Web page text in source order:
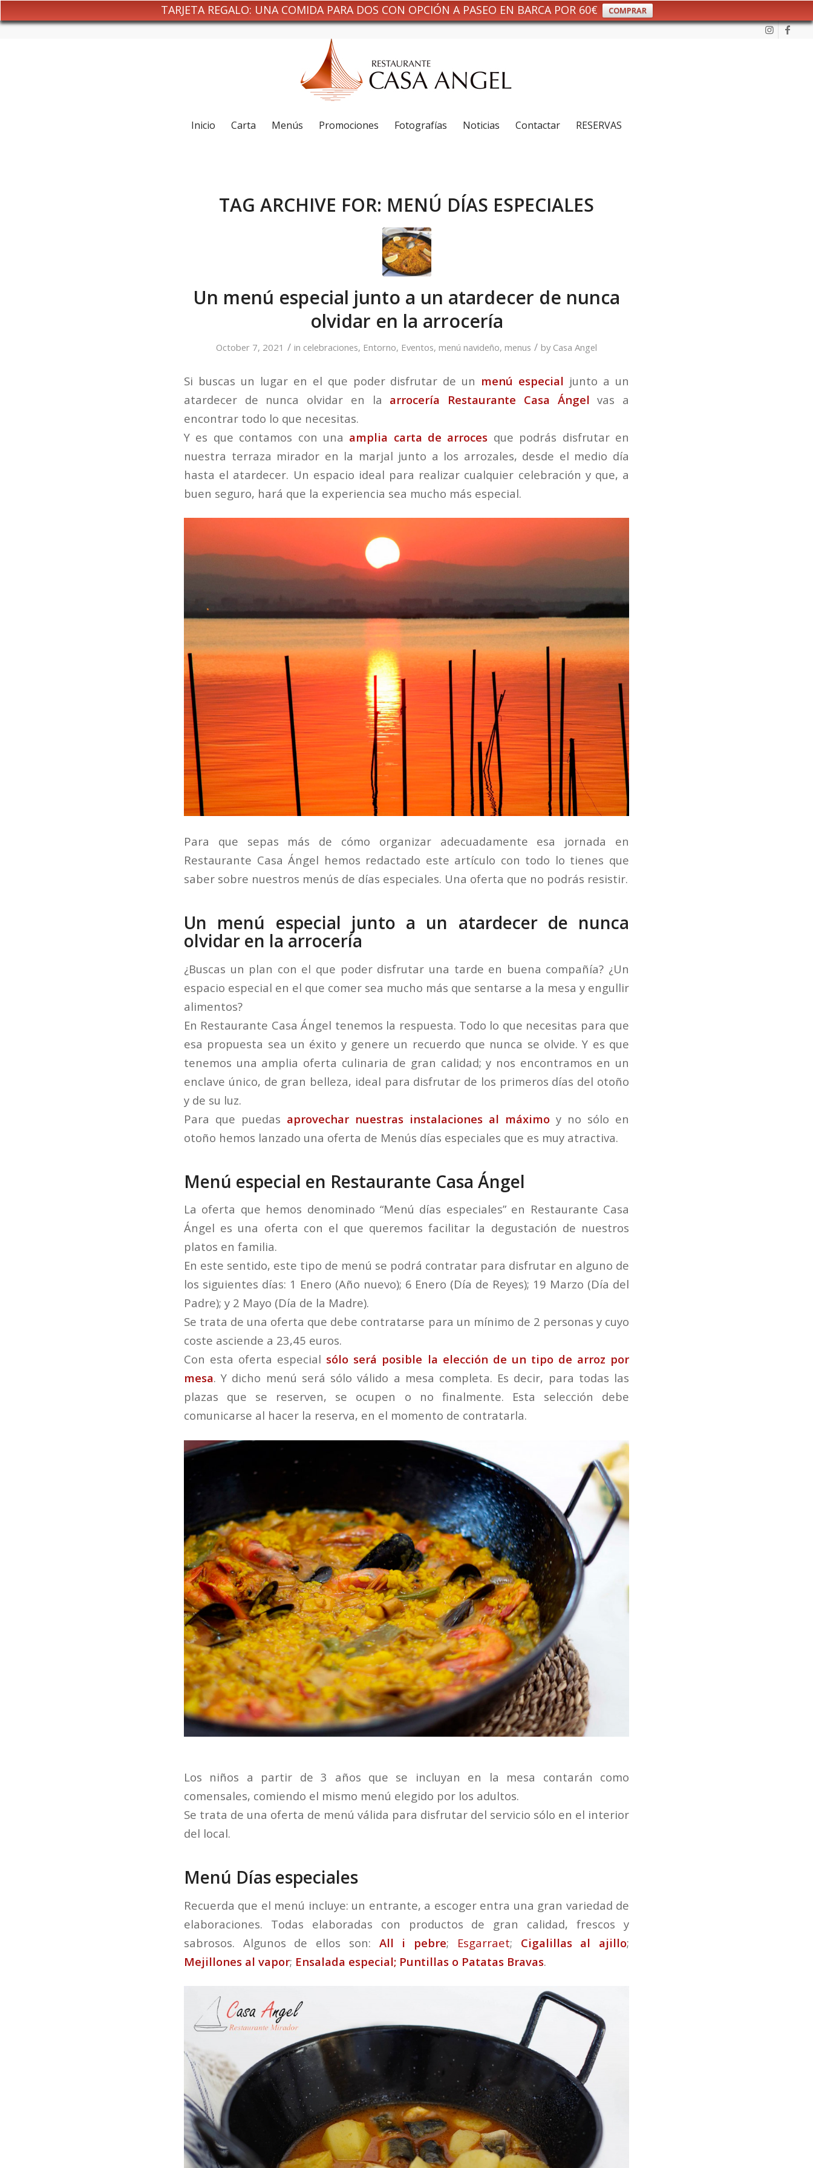
TARJETA REGALO: UNA COMIDA PARA DOS CON OPCIÓN A PASEO EN BARCA POR 60€ COMPRAR
Inicio Carta Menús Promociones Fotografías Noticias Contactar RESERVAS
TAG ARCHIVE FOR: MENÚ DÍAS ESPECIALES
Un menú especial junto a un atardecer de nunca
olvidar en la arrocería
October 7, 2021 / in celebraciones, Entorno, Eventos, menú navideño, menus / by Casa Angel
Si buscas un lugar en el que poder disfrutar de un menú especial junto a un
atardecer de nunca olvidar en la arrocería Restaurante Casa Ángel vas a
encontrar todo lo que necesitas.
Y es que contamos con una amplia carta de arroces que podrás disfrutar en
nuestra terraza mirador en la marjal junto a los arrozales, desde el medio día
hasta el atardecer. Un espacio ideal para realizar cualquier celebración y que, a
buen seguro, hará que la experiencia sea mucho más especial.
Para que sepas más de cómo organizar adecuadamente esa jornada en
Restaurante Casa Ángel hemos redactado este artículo con todo lo tienes que
saber sobre nuestros menús de días especiales. Una oferta que no podrás resistir.
Un menú especial junto a un atardecer de nunca
olvidar en la arrocería
¿Buscas un plan con el que poder disfrutar una tarde en buena compañía? ¿Un
espacio especial en el que comer sea mucho más que sentarse a la mesa y engullir
alimentos?
En Restaurante Casa Ángel tenemos la respuesta. Todo lo que necesitas para que
esa propuesta sea un éxito y genere un recuerdo que nunca se olvide. Y es que
tenemos una amplia oferta culinaria de gran calidad; y nos encontramos en un
enclave único, de gran belleza, ideal para disfrutar de los primeros días del otoño
y de su luz.
Para que puedas aprovechar nuestras instalaciones al máximo y no sólo en
otoño hemos lanzado una oferta de Menús días especiales que es muy atractiva.
Menú especial en Restaurante Casa Ángel
La oferta que hemos denominado “Menú días especiales” en Restaurante Casa
Ángel es una oferta con el que queremos facilitar la degustación de nuestros
platos en familia.
En este sentido, este tipo de menú se podrá contratar para disfrutar en alguno de
los siguientes días: 1 Enero (Año nuevo); 6 Enero (Día de Reyes); 19 Marzo (Día del
Padre); y 2 Mayo (Día de la Madre).
Se trata de una oferta que debe contratarse para un mínimo de 2 personas y cuyo
coste asciende a 23,45 euros.
Con esta oferta especial sólo será posible la elección de un tipo de arroz por
mesa. Y dicho menú será sólo válido a mesa completa. Es decir, para todas las
plazas que se reserven, se ocupen o no finalmente. Esta selección debe
comunicarse al hacer la reserva, en el momento de contratarla.
Los niños a partir de 3 años que se incluyan en la mesa contarán como
comensales, comiendo el mismo menú elegido por los adultos.
Se trata de una oferta de menú válida para disfrutar del servicio sólo en el interior
del local.
Menú Días especiales
Recuerda que el menú incluye: un entrante, a escoger entra una gran variedad de
elaboraciones. Todas elaboradas con productos de gran calidad, frescos y
sabrosos. Algunos de ellos son: All i pebre; Esgarraet; Cigalillas al ajillo;
Mejillones al vapor; Ensalada especial; Puntillas o Patatas Bravas.